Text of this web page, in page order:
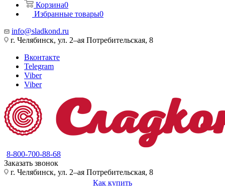
Корзина0
Избранные товары0
info@sladkond.ru
г. Челябинск, ул. 2–ая Потребительская, 8
Вконтакте
Telegram
Viber
Viber
8-800-700-88-68
Заказать звонок
г. Челябинск, ул. 2–ая Потребительская, 8
Как купить